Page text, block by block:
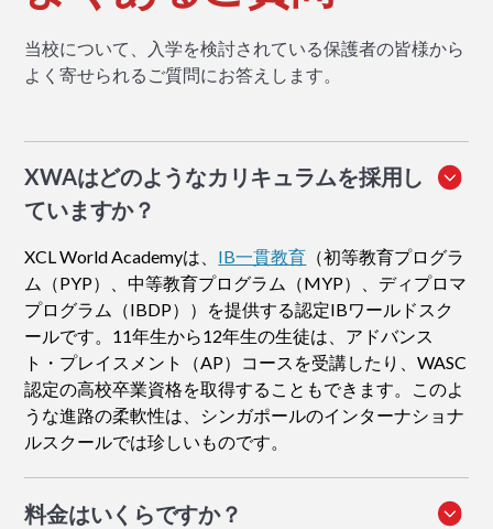
当校について、入学を検討されている保護者の皆様から
よく寄せられるご質問にお答えします。
XWAはどのようなカリキュラムを採用し
ていますか？
XCL World Academyは、 IB一貫教育 （初等教育プログラ
ム（PYP）、中等教育プログラム（MYP）、ディプロマ
プログラム（IBDP））を提供する認定IBワールドスク
ールです。11年生から12年生の生徒は、アドバンス
ト・プレイスメント（AP）コースを受講したり、WASC
認定の高校卒業資格を取得することもできます。このよ
うな進路の柔軟性は、シンガポールのインターナショナ
ルスクールでは珍しいものです。
料金はいくらですか？